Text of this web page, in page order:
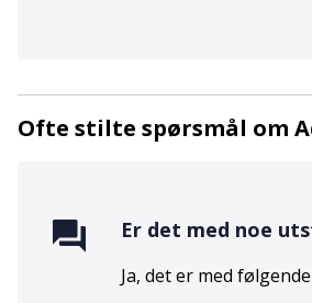
Ofte stilte spørsmål om
Er det med noe
Ja, det er med